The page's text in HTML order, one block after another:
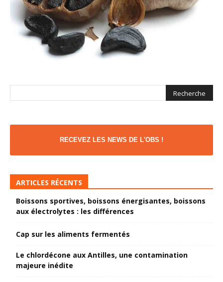
RECEVEZ LES NEWS DE L'OBS !
ARTICLES RÉCENTS
Boissons sportives, boissons énergisantes, boissons
aux électrolytes : les différences
Cap sur les aliments fermentés
Le chlordécone aux Antilles, une contamination
majeure inédite